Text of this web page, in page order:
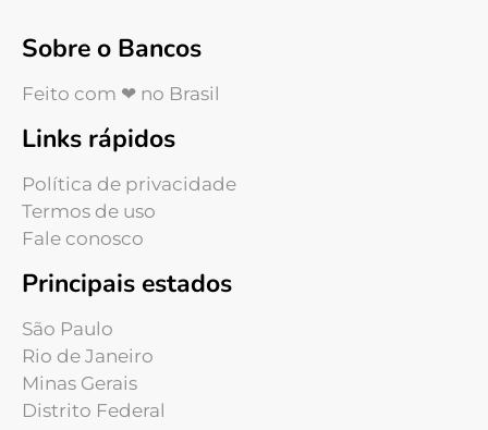
Sobre o Bancos
Feito com ❤ no Brasil
Links rápidos
Política de privacidade
Termos de uso
Fale conosco
Principais estados
São Paulo
Rio de Janeiro
Minas Gerais
Distrito Federal